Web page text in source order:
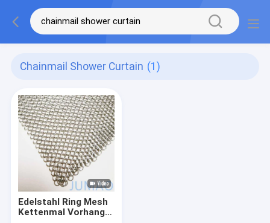
Chainmail Shower Curtain (1)
Edelstahl Ring Mesh
Kettenmal Vorhang